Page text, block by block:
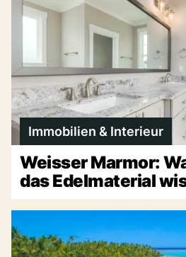
Immobilien & Interieur
Weisser Marmor:
das Edelmaterial